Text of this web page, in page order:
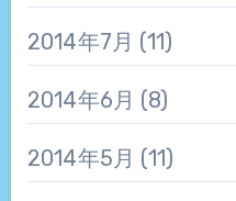
2014年7月 (11)
2014年6月 (8)
2014年5月 (11)